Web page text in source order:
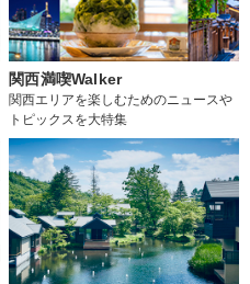
関西満喫Walker
関西エリアを楽しむためのニュースや
トピックスを大特集